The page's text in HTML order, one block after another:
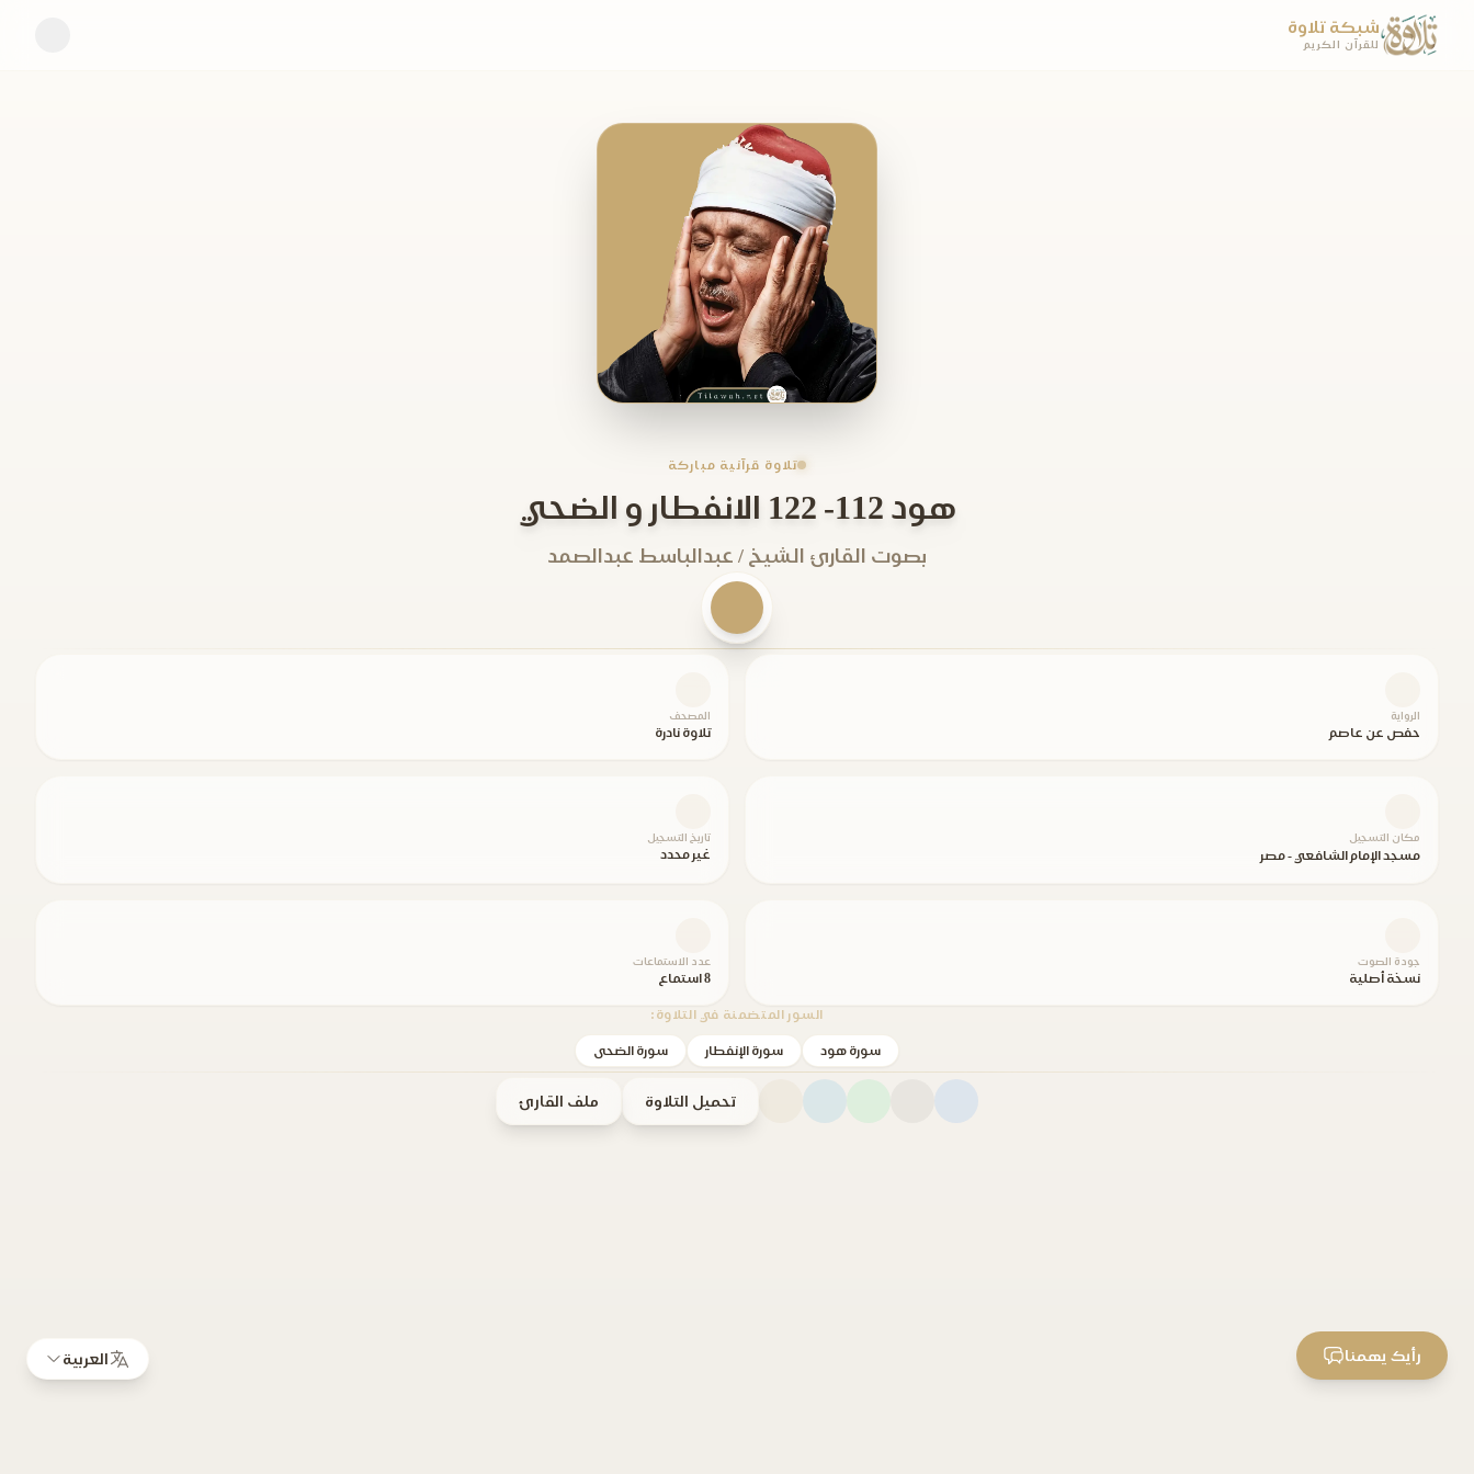
شبكة تلاوة
للقرآن الكريم
تلاوة قرآنية مباركة
هود 112- 122 الانفطار و الضحي
بصوت القارئ الشيخ / عبدالباسط عبدالصمد
الرواية
حفص عن عاصم
المصحف
تلاوة نادرة
مكان التسجيل
مسجد الإمام الشافعي - مصر
تاريخ التسجيل
غير محدد
جودة الصوت
نسخة أصلية
عدد الاستماعات
8 استماع
السور المتضمنة في التلاوة:
سورة هود سورة الإنفطار سورة الضحى
تحميل التلاوة ملف القارئ
العربية رأيك يهمنا